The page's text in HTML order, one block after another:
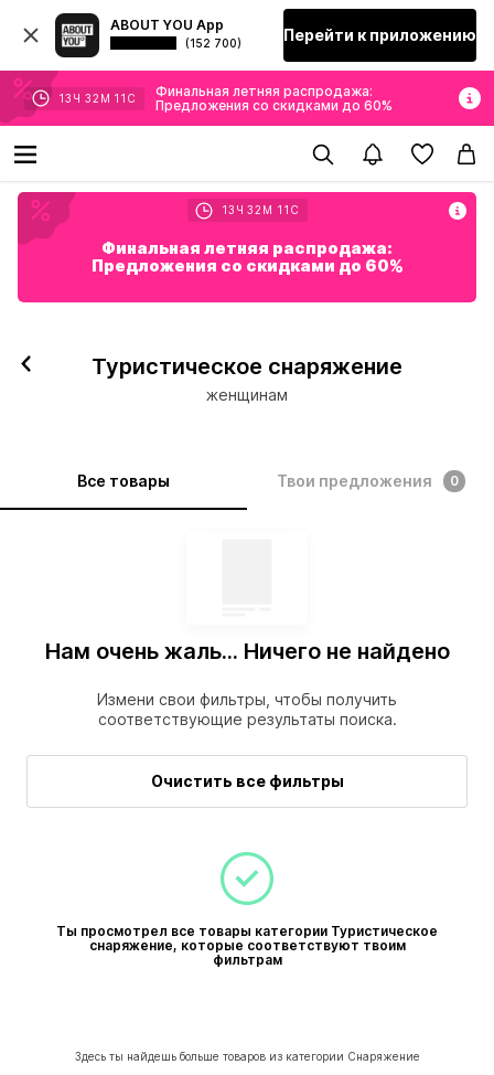
ABOUT YOU App
(152 700) Перейти к приложению
13 Ч 32 М 11 С
Финальная летняя распродажа:
Предложения со скидками до 60%
13 Ч 32 М 11 С
Финальная летняя распродажа:
Предложения со скидками до 60%
Туристическое снаряжение
женщинам
Все товары Твои предложения 0
Нам очень жаль... Ничего не найдено
Измени свои фильтры, чтобы получить
соответствующие результаты поиска.
Очистить все фильтры
Ты просмотрел все товары категории Туристическое
снаряжение, которые соответствуют твоим
фильтрам
Здесь ты найдешь больше товаров из категории Снаряжение